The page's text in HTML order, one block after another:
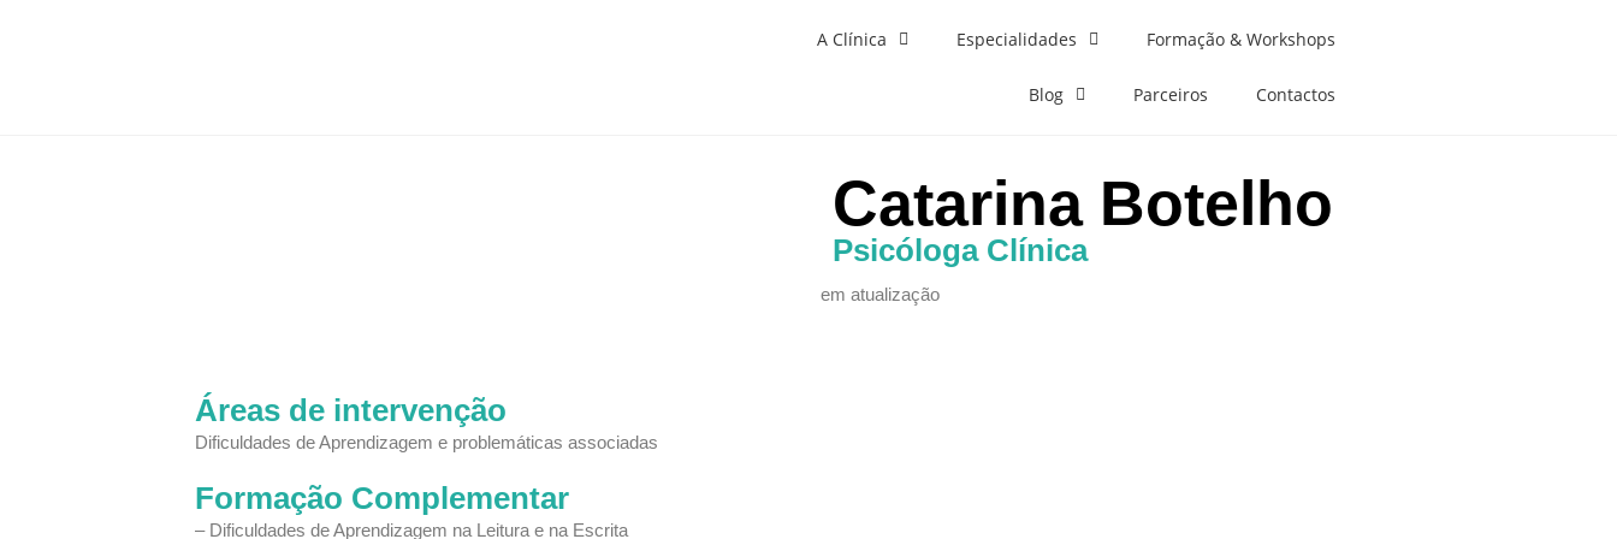
A Clínica Especialidades Formação & Workshops
Blog Parceiros Contactos
Catarina Botelho
Psicóloga Clínica
em atualização
Áreas de intervenção
Dificuldades de Aprendizagem e problemáticas associadas
Formação Complementar
– Dificuldades de Aprendizagem na Leitura e na Escrita